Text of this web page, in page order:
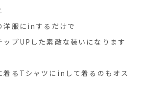
洋服にinするだけで
ップUPした素敵な装いになります
着るTシャツにinして着るのもオス